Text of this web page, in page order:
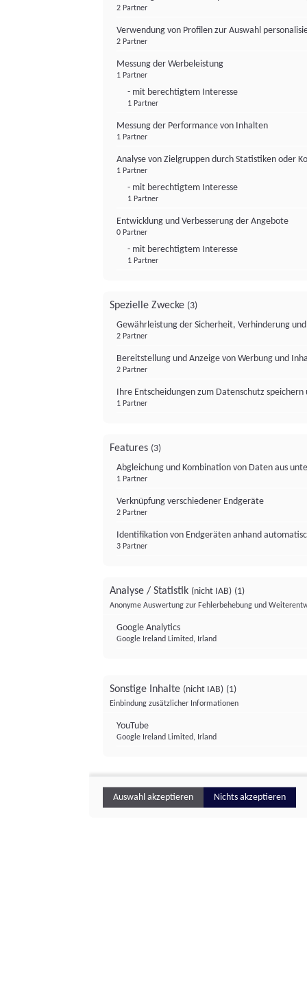
2 Partner
Verwendung von Profilen zur Auswahl
2 Partner
Messung der Werbeleistung
1 Partner
- mit berechtigtem Interesse
1 Partner
Messung der Performance von Inhalten
1 Partner
Analyse von Zielgruppen durch Statistiken oder
1 Partner
- mit berechtigtem Interesse
1 Partner
Entwicklung und Verbesserung der Angebote
0 Partner
- mit berechtigtem Interesse
1 Partner
Spezielle Zwecke (3)
Gewährleistung der Sicherheit, Verhinderung
2 Partner
Bereitstellung und Anzeige von Werbung und
2 Partner
Ihre Entscheidungen zum Datenschutz
1 Partner
Features (3)
Abgleichung und Kombination von Daten aus
1 Partner
Verknüpfung verschiedener Endgeräte
2 Partner
Identifikation von Endgeräten anhand
3 Partner
Analyse / Statistik (nicht IAB) (1)
Anonyme Auswertung zur Fehlerbehebung und
Google Analytics
Google Ireland Limited, Irland
Sonstige Inhalte (nicht IAB) (1)
Einbindung zusätzlicher Informationen
YouTube
Google Ireland Limited, Irland
Auswahl akzeptieren Nichts akzeptieren